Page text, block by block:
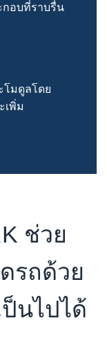
กอบที่ราบรื่น
โมดูลโดย
เพิ่ม
ช่วย
รถด้วย
นไปได้